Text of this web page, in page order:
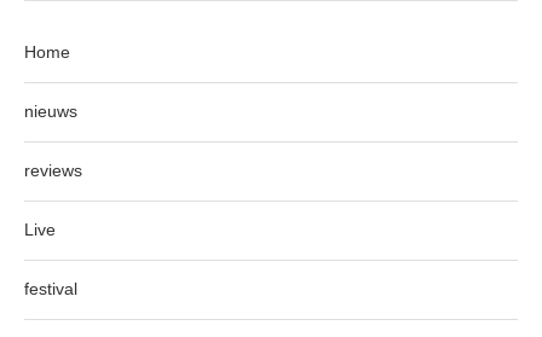
Home
nieuws
reviews
Live
festival